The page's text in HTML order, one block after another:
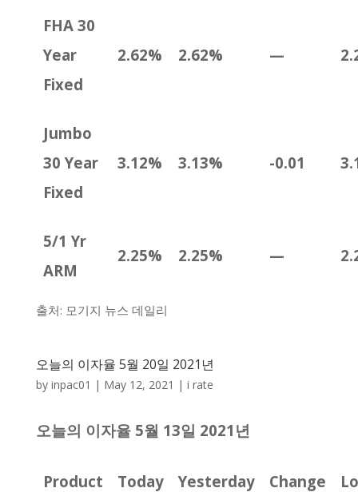
FHA 30
Year
Fixed
2.62% 2.62% —
Jumbo
30 Year
Fixed
3.12% 3.13% -0.01
5/1 Yr
ARM
2.25% 2.25% —
출처: 모기지 뉴스 데일리
오늘의 이자율 5월 20일 2021년
by inpac01 | May 12, 2021 | i rate
오늘의 이자율 5월 13일 2021년
Product Today Yesterday Change